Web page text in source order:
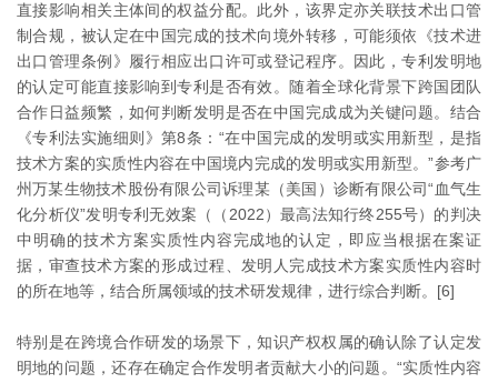
直接影响相关主体间的权益分配。此外，该界定亦关联技术出口管
制合规，被认定在中国完成的技术向境外转移，可能须依《技术进
出口管理条例》履行相应出口许可或登记程序。因此，专利发明地
的认定可能直接影响到专利是否有效。随着全球化背景下跨国团队
合作日益频繁，如何判断发明是否在中国完成成为关键问题。结合
《专利法实施细则》第8条：“在中国完成的发明或实用新型，是指
技术方案的实质性内容在中国境内完成的发明或实用新型。”参考广
州万某生物技术股份有限公司诉理某（美国）诊断有限公司“血气生
化分析仪”发明专利无效案（（2022）最高法知行终255号）的判决
中明确的技术方案实质性内容完成地的认定，即应当根据在案证
据，审查技术方案的形成过程、发明人完成技术方案实质性内容时
的所在地等，结合所属领域的技术研发规律，进行综合判断。[6]
特别是在跨境合作研发的场景下，知识产权权属的确认除了认定发
明地的问题，还存在确定合作发明者贡献大小的问题。“实质性内容